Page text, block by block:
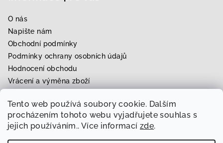
Tento web používá soubory cookie. Dalším
procházením tohoto webu vyjadřujete souhlas s
jejich používáním.. Více informací zde.
O nás
Napište nám
Obchodní podmínky
Podmínky ochrany osobních údajů
Hodnocení obchodu
Vrácení a výměna zboží
Rezervace zkoušky